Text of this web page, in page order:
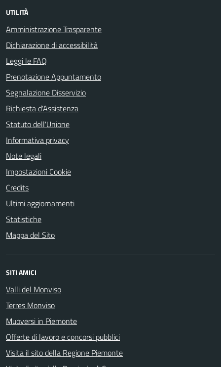
UTILITÀ
Amministrazione Trasparente
Dichiarazione di accessibilità
Leggi le FAQ
Prenotazione Appuntamento
Segnalazione Disservizio
Richiesta d'Assistenza
Statuto dell'Unione
Informativa privacy
Note legali
Impostazioni Cookie
Credits
Ultimi aggiornamenti
Statistiche
Mappa del Sito
SITI AMICI
Valli del Monviso
Terres Monviso
Muoversi in Piemonte
Offerte di lavoro e concorsi pubblici
Visita il sito della Regione Piemonte